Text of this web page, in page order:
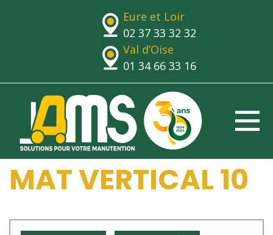
Eure et Loir
02 37 33 32 32
Val d’Oise
01 34 66 33 16
MAT VERTICAL 10